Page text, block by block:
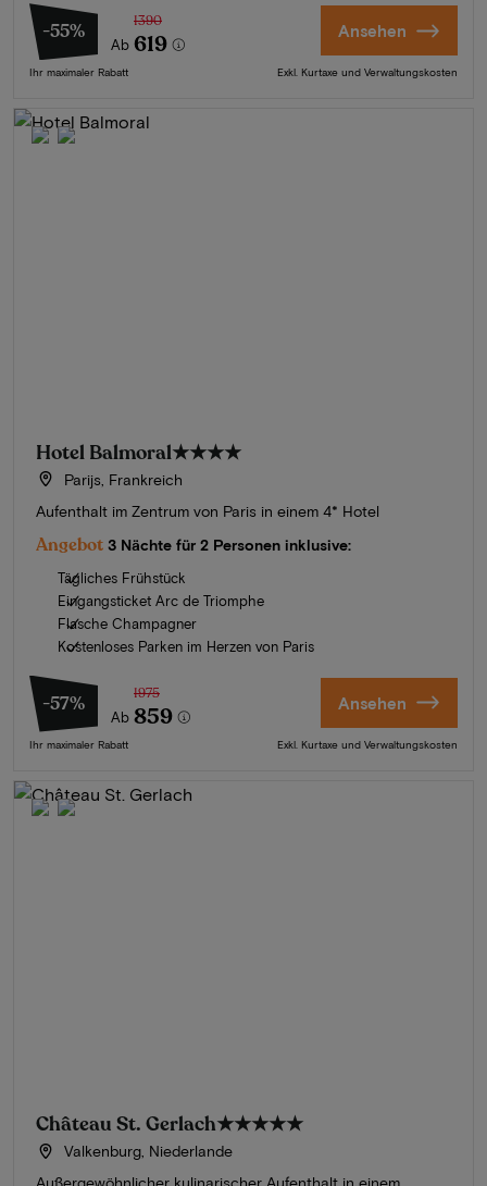
-55%
Ab
1390
619
Ihr maximaler Rabatt
Ansehen
Exkl. Kurtaxe und Verwaltungskosten
Hotel Balmoral★★★★
Parijs, Frankreich
Aufenthalt im Zentrum von Paris in einem 4* Hotel
Angebot 3 Nächte für 2 Personen inklusive:
Tägliches Frühstück
Eingangsticket Arc de Triomphe
Flasche Champagner
Kostenloses Parken im Herzen von Paris
-57%
Ab
1975
859
Ihr maximaler Rabatt
Ansehen
Exkl. Kurtaxe und Verwaltungskosten
Château St. Gerlach★★★★★
Valkenburg, Niederlande
Außergewöhnlicher kulinarischer Aufenthalt in einem